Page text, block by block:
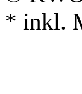
* inkl.